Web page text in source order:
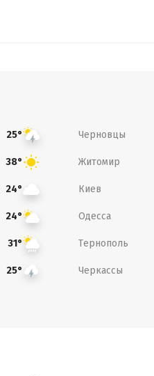
25° Черновцы
38° Житомир
24° Киев
24° Одесса
31° Тернополь
25° Черкассы